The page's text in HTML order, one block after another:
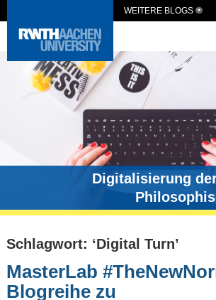
WEITERE BLOGS
Digitalisierung
Schlagwort: ‘Digital Turn’
MasterLab
Blogreihe zu